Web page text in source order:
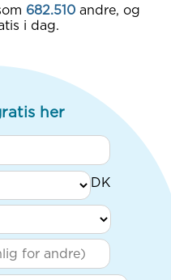
682.510 andre, og
i dag.
her